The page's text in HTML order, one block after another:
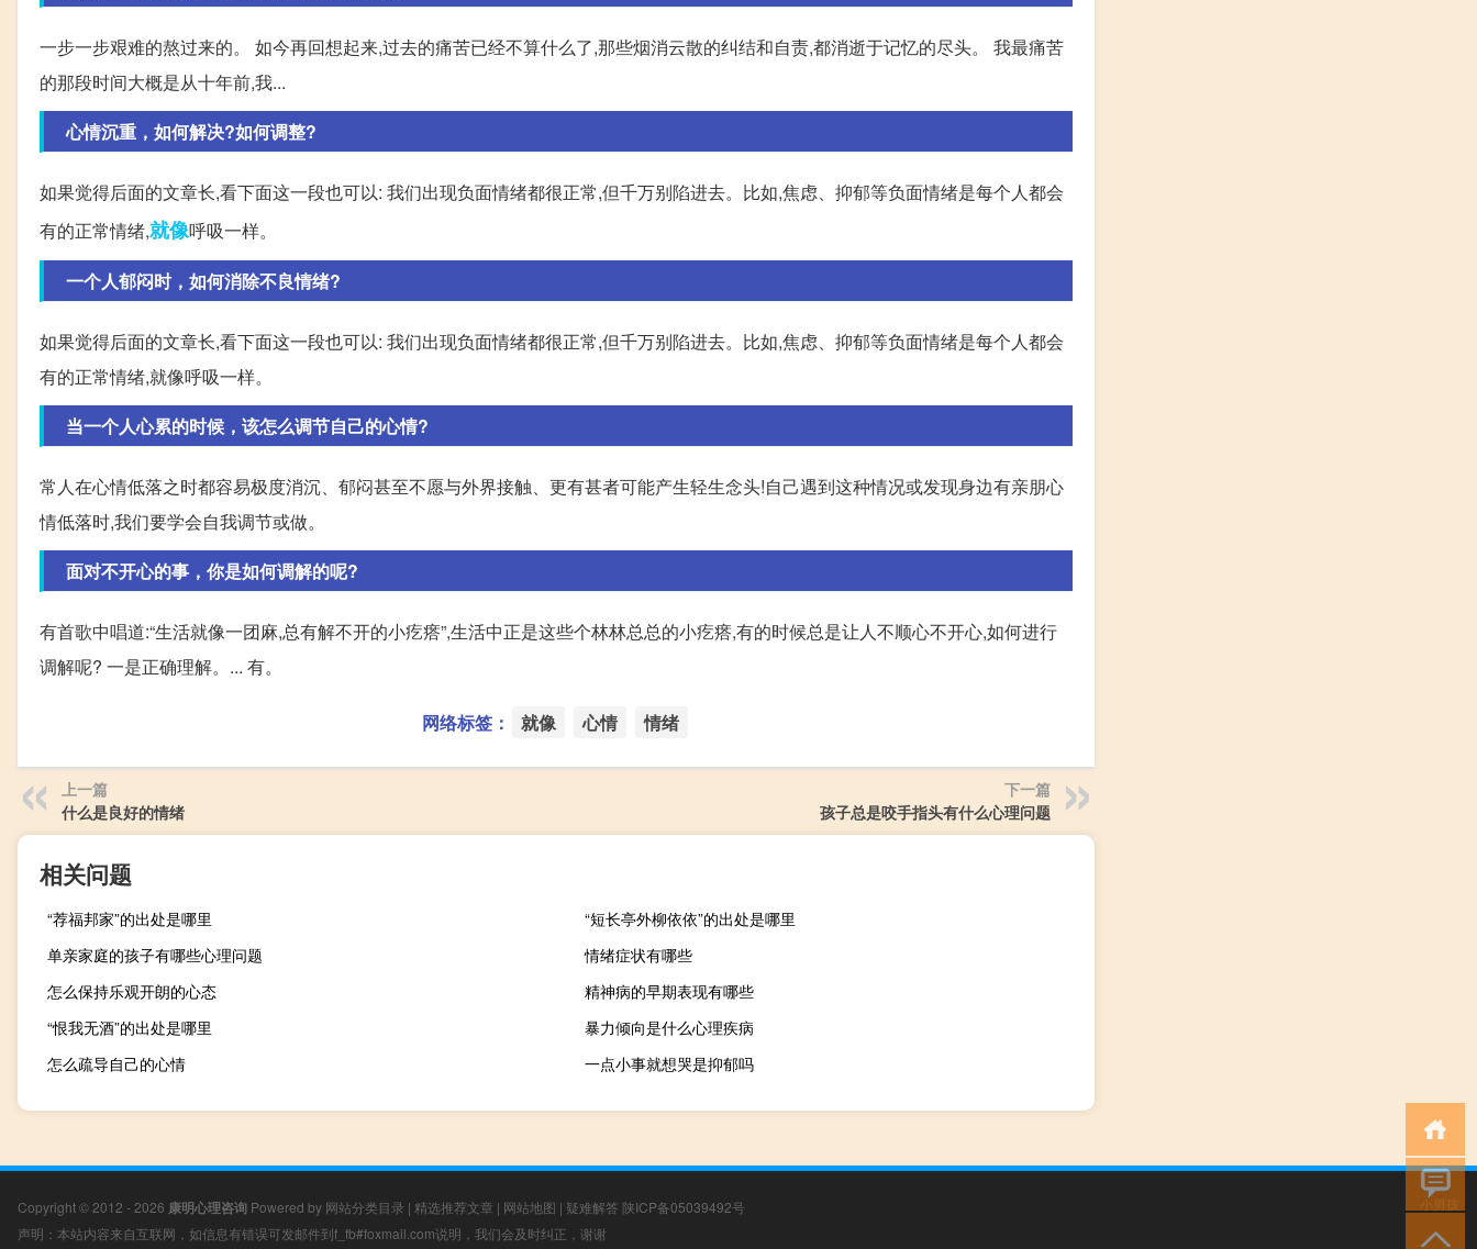
一步一步艰难的熬过来的。 如今再回想起来,过去的痛苦已经不算什么了,那些烟消云散的纠结和自责,都消逝于记忆的尽头。 我最痛苦
的那段时间大概是从十年前,我...
心情沉重，如何解决?如何调整?
如果觉得后面的文章长,看下面这一段也可以: 我们出现负面情绪都很正常,但千万别陷进去。比如,焦虑、抑郁等负面情绪是每个人都会
有的正常情绪,就像呼吸一样。
一个人郁闷时，如何消除不良情绪?
如果觉得后面的文章长,看下面这一段也可以: 我们出现负面情绪都很正常,但千万别陷进去。比如,焦虑、抑郁等负面情绪是每个人都会
有的正常情绪,就像呼吸一样。
当一个人心累的时候，该怎么调节自己的心情?
常人在心情低落之时都容易极度消沉、郁闷甚至不愿与外界接触、更有甚者可能产生轻生念头!自己遇到这种情况或发现身边有亲朋心
情低落时,我们要学会自我调节或做。
面对不开心的事，你是如何调解的呢?
有首歌中唱道:“生活就像一团麻,总有解不开的小疙瘩”,生活中正是这些个林林总总的小疙瘩,有的时候总是让人不顺心不开心,如何进行
调解呢? 一是正确理解。... 有。
网络标签： 就像 心情 情绪
上一篇
什么是良好的情绪
下一篇
孩子总是咬手指头有什么心理问题
相关问题
“荐福邦家”的出处是哪里
“短长亭外柳依依”的出处是哪里
单亲家庭的孩子有哪些心理问题
情绪症状有哪些
怎么保持乐观开朗的心态
精神病的早期表现有哪些
“恨我无酒”的出处是哪里
暴力倾向是什么心理疾病
怎么疏导自己的心情
一点小事就想哭是抑郁吗
Copyright © 2012 - 2026 康明心理咨询 Powered by 网站分类目录 | 精选推荐文章 | 网站地图 | 疑难解答 陕ICP备05039492号
声明：本站内容来自互联网，如信息有错误可发邮件到f_fb#foxmail.com说明，我们会及时纠正，谢谢
小男孩